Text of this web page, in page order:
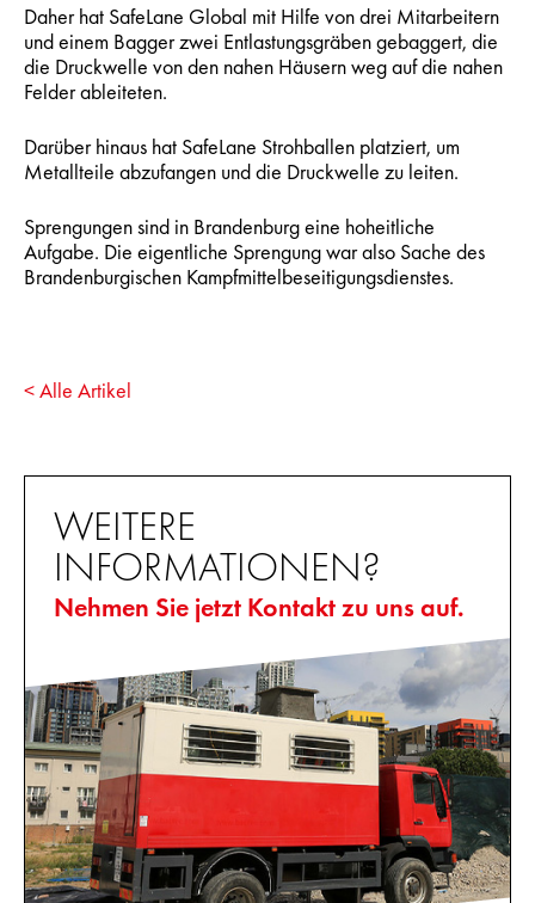
Daher hat SafeLane Global mit Hilfe von drei Mitarbeitern
und einem Bagger zwei Entlastungsgräben gebaggert, die
die Druckwelle von den nahen Häusern weg auf die nahen
Felder ableiteten.
Darüber hinaus hat SafeLane Strohballen platziert, um
Metallteile abzufangen und die Druckwelle zu leiten.
Sprengungen sind in Brandenburg eine hoheitliche
Aufgabe. Die eigentliche Sprengung war also Sache des
Brandenburgischen Kampfmittelbeseitigungsdienstes.
< Alle Artikel
WEITERE
INFORMATIONEN?
Nehmen Sie jetzt Kontakt zu uns auf.